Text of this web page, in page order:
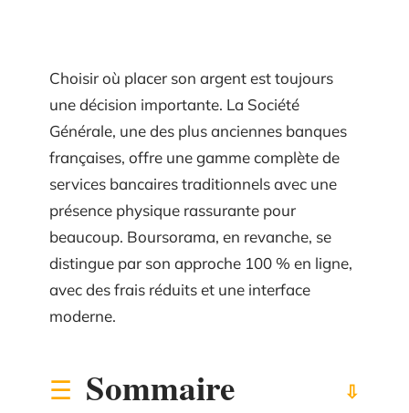
Choisir où placer son argent est toujours
une décision importante. La Société
Générale, une des plus anciennes banques
françaises, offre une gamme complète de
services bancaires traditionnels avec une
présence physique rassurante pour
beaucoup. Boursorama, en revanche, se
distingue par son approche 100 % en ligne,
avec des frais réduits et une interface
moderne.
Sommaire